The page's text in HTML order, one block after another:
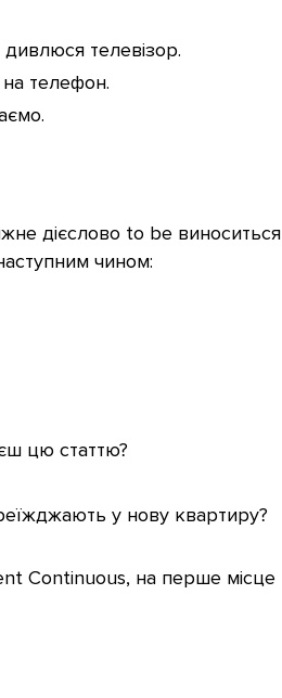
телевізор.
телефон.
дієслово to be виноситься
чином:
цю статтю?
у нову квартиру?
Continuous, на перше місце